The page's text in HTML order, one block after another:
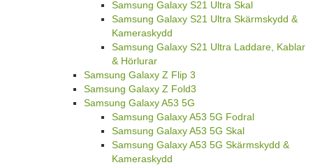
Samsung Galaxy S21 Ultra Skal
Samsung Galaxy S21 Ultra Skärmskydd &
Kameraskydd
Samsung Galaxy S21 Ultra Laddare, Kablar
& Hörlurar
Samsung Galaxy Z Flip 3
Samsung Galaxy Z Fold3
Samsung Galaxy A53 5G
Samsung Galaxy A53 5G Fodral
Samsung Galaxy A53 5G Skal
Samsung Galaxy A53 5G Skärmskydd &
Kameraskydd